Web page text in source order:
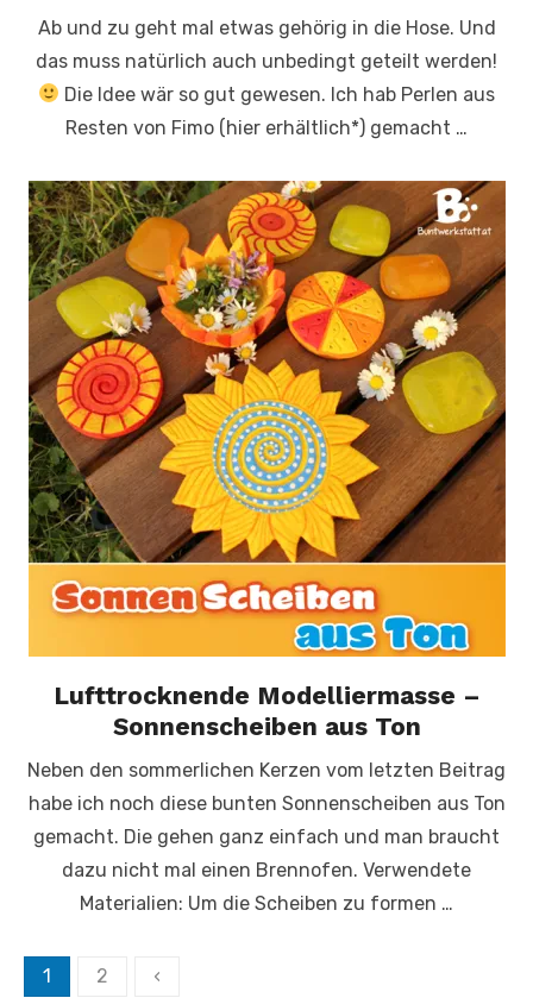
Ab und zu geht mal etwas gehörig in die Hose. Und
das muss natürlich auch unbedingt geteilt werden!
Die Idee wär so gut gewesen. Ich hab Perlen aus
Resten von Fimo (hier erhältlich*) gemacht …
Lufttrocknende Modelliermasse –
Sonnenscheiben aus Ton
Neben den sommerlichen Kerzen vom letzten Beitrag
habe ich noch diese bunten Sonnenscheiben aus Ton
gemacht. Die gehen ganz einfach und man braucht
dazu nicht mal einen Brennofen. Verwendete
Materialien: Um die Scheiben zu formen …
Seitennummerierung
1 2 ‹